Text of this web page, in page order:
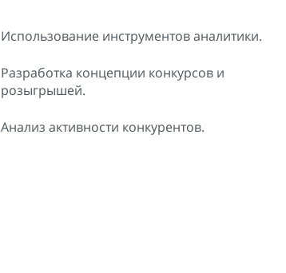
Использование инструментов аналитики.
Разработка концепции конкурсов и
розыгрышей.
Анализ активности конкурентов.